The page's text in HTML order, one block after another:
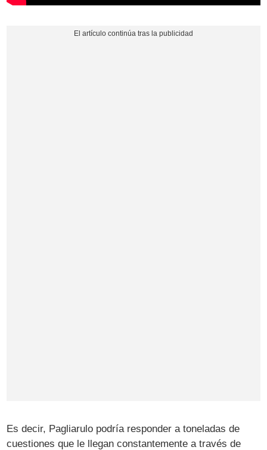
Es decir, Pagliarulo podría responder a toneladas de
cuestiones que le llegan constantemente a través de